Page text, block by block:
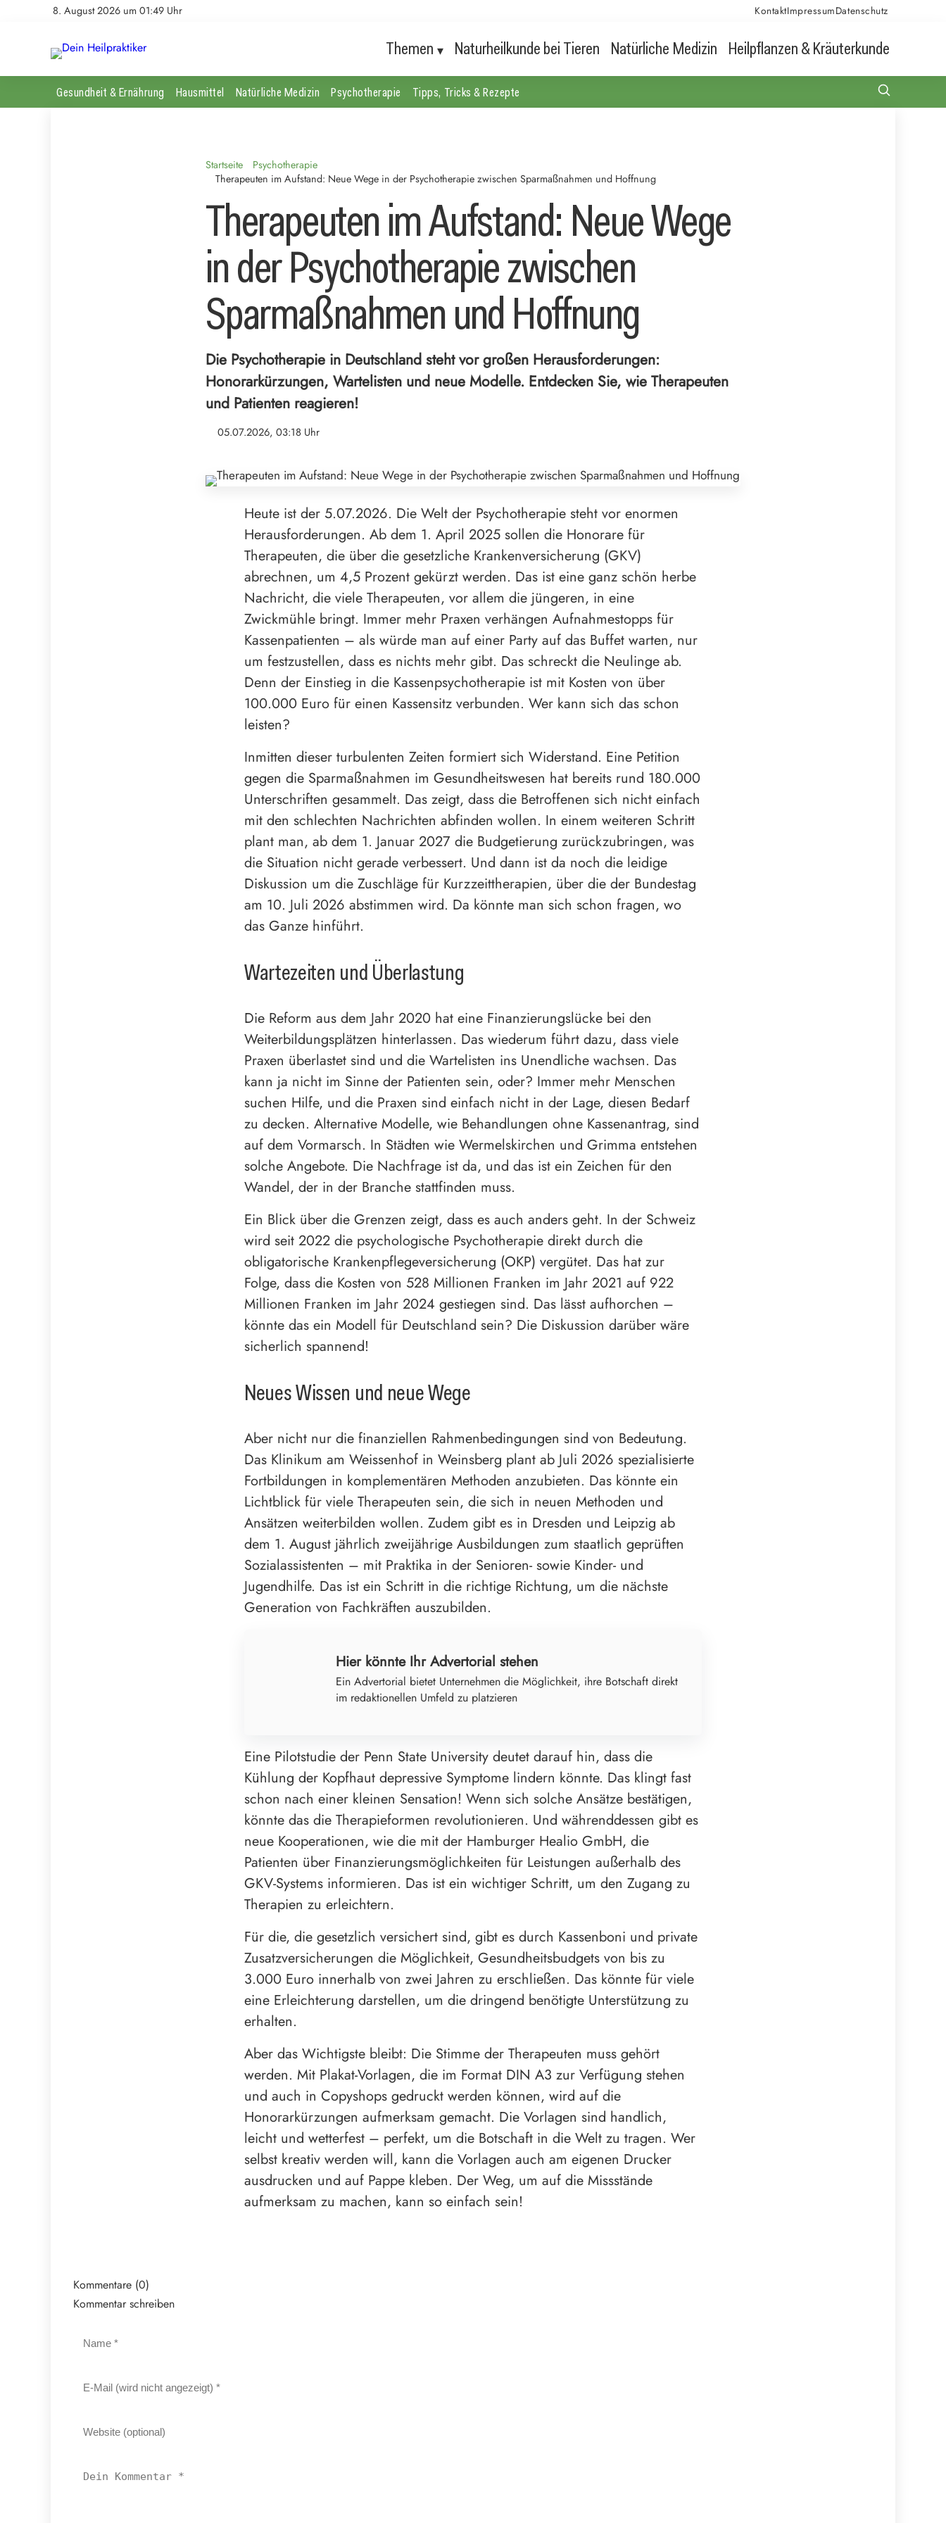
8. August 2026 um 01:49 Uhr KontaktImpressumDatenschutz
Themen Naturheilkunde bei Tieren Natürliche Medizin Heilpflanzen & Kräuterkunde
Gesundheit & Ernährung Hausmittel Natürliche Medizin Psychotherapie Tipps, Tricks & Rezepte
Startseite
Psychotherapie
Therapeuten im Aufstand: Neue Wege in der Psychotherapie zwischen Sparmaßnahmen und Hoffnung
Therapeuten im Aufstand: Neue Wege
in der Psychotherapie zwischen
Sparmaßnahmen und Hoffnung
Die Psychotherapie in Deutschland steht vor großen Herausforderungen:
Honorarkürzungen, Wartelisten und neue Modelle. Entdecken Sie, wie Therapeuten
und Patienten reagieren!
05.07.2026, 03:18 Uhr
Heute ist der 5.07.2026. Die Welt der Psychotherapie steht vor enormen
Herausforderungen. Ab dem 1. April 2025 sollen die Honorare für
Therapeuten, die über die gesetzliche Krankenversicherung (GKV)
abrechnen, um 4,5 Prozent gekürzt werden. Das ist eine ganz schön herbe
Nachricht, die viele Therapeuten, vor allem die jüngeren, in eine
Zwickmühle bringt. Immer mehr Praxen verhängen Aufnahmestopps für
Kassenpatienten – als würde man auf einer Party auf das Buffet warten, nur
um festzustellen, dass es nichts mehr gibt. Das schreckt die Neulinge ab.
Denn der Einstieg in die Kassenpsychotherapie ist mit Kosten von über
100.000 Euro für einen Kassensitz verbunden. Wer kann sich das schon
leisten?
Inmitten dieser turbulenten Zeiten formiert sich Widerstand. Eine Petition
gegen die Sparmaßnahmen im Gesundheitswesen hat bereits rund 180.000
Unterschriften gesammelt. Das zeigt, dass die Betroffenen sich nicht einfach
mit den schlechten Nachrichten abfinden wollen. In einem weiteren Schritt
plant man, ab dem 1. Januar 2027 die Budgetierung zurückzubringen, was
die Situation nicht gerade verbessert. Und dann ist da noch die leidige
Diskussion um die Zuschläge für Kurzzeittherapien, über die der Bundestag
am 10. Juli 2026 abstimmen wird. Da könnte man sich schon fragen, wo
das Ganze hinführt.
Wartezeiten und Überlastung
Die Reform aus dem Jahr 2020 hat eine Finanzierungslücke bei den
Weiterbildungsplätzen hinterlassen. Das wiederum führt dazu, dass viele
Praxen überlastet sind und die Wartelisten ins Unendliche wachsen. Das
kann ja nicht im Sinne der Patienten sein, oder? Immer mehr Menschen
suchen Hilfe, und die Praxen sind einfach nicht in der Lage, diesen Bedarf
zu decken. Alternative Modelle, wie Behandlungen ohne Kassenantrag, sind
auf dem Vormarsch. In Städten wie Wermelskirchen und Grimma entstehen
solche Angebote. Die Nachfrage ist da, und das ist ein Zeichen für den
Wandel, der in der Branche stattfinden muss.
Ein Blick über die Grenzen zeigt, dass es auch anders geht. In der Schweiz
wird seit 2022 die psychologische Psychotherapie direkt durch die
obligatorische Krankenpflegeversicherung (OKP) vergütet. Das hat zur
Folge, dass die Kosten von 528 Millionen Franken im Jahr 2021 auf 922
Millionen Franken im Jahr 2024 gestiegen sind. Das lässt aufhorchen –
könnte das ein Modell für Deutschland sein? Die Diskussion darüber wäre
sicherlich spannend!
Neues Wissen und neue Wege
Aber nicht nur die finanziellen Rahmenbedingungen sind von Bedeutung.
Das Klinikum am Weissenhof in Weinsberg plant ab Juli 2026 spezialisierte
Fortbildungen in komplementären Methoden anzubieten. Das könnte ein
Lichtblick für viele Therapeuten sein, die sich in neuen Methoden und
Ansätzen weiterbilden wollen. Zudem gibt es in Dresden und Leipzig ab
dem 1. August jährlich zweijährige Ausbildungen zum staatlich geprüften
Sozialassistenten – mit Praktika in der Senioren- sowie Kinder- und
Jugendhilfe. Das ist ein Schritt in die richtige Richtung, um die nächste
Generation von Fachkräften auszubilden.
Hier könnte Ihr Advertorial stehen
Ein Advertorial bietet Unternehmen die Möglichkeit, ihre Botschaft direkt
im redaktionellen Umfeld zu platzieren
Eine Pilotstudie der Penn State University deutet darauf hin, dass die
Kühlung der Kopfhaut depressive Symptome lindern könnte. Das klingt fast
schon nach einer kleinen Sensation! Wenn sich solche Ansätze bestätigen,
könnte das die Therapieformen revolutionieren. Und währenddessen gibt es
neue Kooperationen, wie die mit der Hamburger Healio GmbH, die
Patienten über Finanzierungsmöglichkeiten für Leistungen außerhalb des
GKV-Systems informieren. Das ist ein wichtiger Schritt, um den Zugang zu
Therapien zu erleichtern.
Für die, die gesetzlich versichert sind, gibt es durch Kassenboni und private
Zusatzversicherungen die Möglichkeit, Gesundheitsbudgets von bis zu
3.000 Euro innerhalb von zwei Jahren zu erschließen. Das könnte für viele
eine Erleichterung darstellen, um die dringend benötigte Unterstützung zu
erhalten.
Aber das Wichtigste bleibt: Die Stimme der Therapeuten muss gehört
werden. Mit Plakat-Vorlagen, die im Format DIN A3 zur Verfügung stehen
und auch in Copyshops gedruckt werden können, wird auf die
Honorarkürzungen aufmerksam gemacht. Die Vorlagen sind handlich,
leicht und wetterfest – perfekt, um die Botschaft in die Welt zu tragen. Wer
selbst kreativ werden will, kann die Vorlagen auch am eigenen Drucker
ausdrucken und auf Pappe kleben. Der Weg, um auf die Missstände
aufmerksam zu machen, kann so einfach sein!
Kommentare (0)
Kommentar schreiben